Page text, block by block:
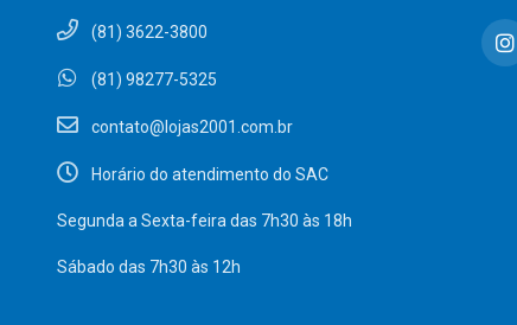
(81) 3622-3800
(81) 98277-5325
contato@lojas2001.com.br
Horário do atendimento do SAC
Segunda a Sexta-feira das 7h30 às 18h
Sábado das 7h30 às 12h